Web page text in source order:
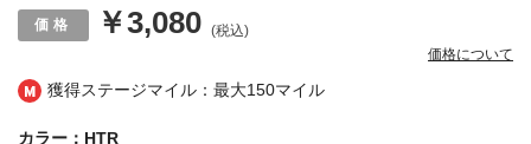
獲得ステージマイル：最大150マイル
￥3,080 (税込)
価格について
カラー：HTR